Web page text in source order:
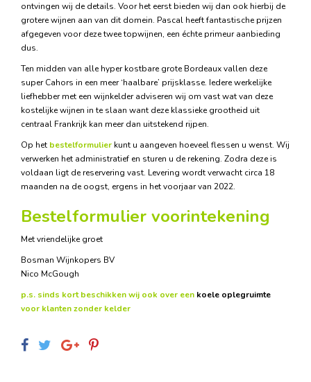
ontvingen wij de details. Voor het eerst bieden wij dan ook hierbij de
grotere wijnen aan van dit domein. Pascal heeft fantastische prijzen
afgegeven voor deze twee topwijnen, een échte primeur aanbieding
dus.
Ten midden van alle hyper kostbare grote Bordeaux vallen deze
super Cahors in een meer ‘haalbare’ prijsklasse. Iedere werkelijke
liefhebber met een wijnkelder adviseren wij om vast wat van deze
kostelijke wijnen in te slaan want deze klassieke grootheid uit
centraal Frankrijk kan meer dan uitstekend rijpen.
Op het bestelformulier kunt u aangeven hoeveel flessen u wenst. Wij
verwerken het administratief en sturen u de rekening. Zodra deze is
voldaan ligt de reservering vast. Levering wordt verwacht circa 18
maanden na de oogst, ergens in het voorjaar van 2022.
Bestelformulier voorintekening
Met vriendelijke groet
Bosman Wijnkopers BV
Nico McGough
p.s. sinds kort beschikken wij ook over een koele oplegruimte
voor klanten zonder kelder